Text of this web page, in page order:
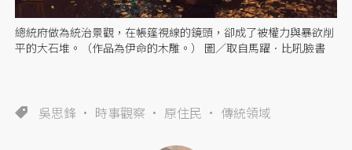
總統府做為統治景觀，在帳篷視線的鏡頭，卻成了被權力與暴欲削
平的大石堆。（作品為伊命的木雕。） 圖／取自馬躍．比吼臉書
吳思鋒 時事觀察 原住民 傳統領域